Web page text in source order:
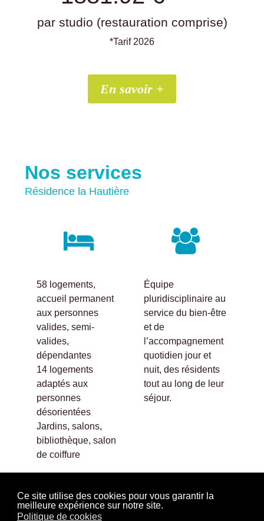
Ce site utilise des cookies pour vous garantir la
meilleure expérience sur notre site.
Politique de cookies
par studio (restauration comprise)
*Tarif 2026
En savoir +
Nos services
Résidence la Hautière
58 logements,
accueil permanent
aux personnes
valides, semi-
valides,
dépendantes
14 logements
adaptés aux
personnes
désorientées
Jardins, salons,
bibliothèque, salon
de coiffure
Équipe
pluridisciplinaire au
service du bien-être
et de
l’accompagnement
quotidien jour et
nuit, des résidents
tout au long de leur
séjour.